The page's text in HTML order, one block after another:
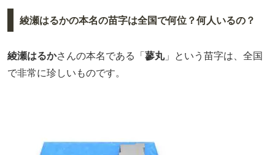
綾瀬はるかの本名の苗字は全国で何位？何人いるの？
綾瀬はるかさんの本名である「 蓼丸」という苗字は、全国
で非常に珍しいものです。